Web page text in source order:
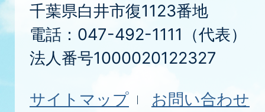
千葉県白井市復1123番地
電話：047-492-1111（代表）
法人番号1000020122327
サイトマップ
お問い合わせ